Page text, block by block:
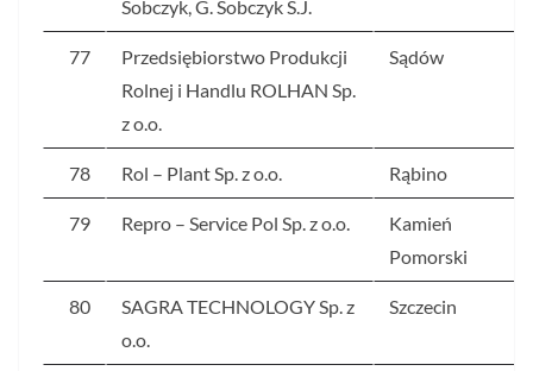
Sobczyk, G. Sobczyk S.J.
77
Przedsiębiorstwo Produkcji
Rolnej i Handlu ROLHAN Sp.
z o.o.
Sądów
78 Rol – Plant Sp. z o.o. Rąbino
79 Repro – Service Pol Sp. z o.o.
Kamień
Pomorski
80
SAGRA TECHNOLOGY Sp. z
o.o.
Szczecin